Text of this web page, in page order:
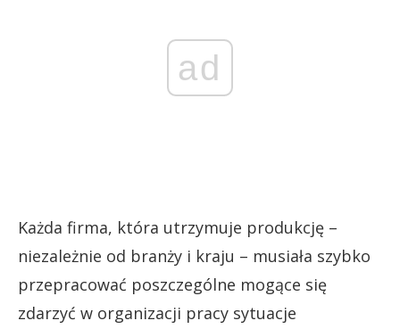
ad
Każda firma, która utrzymuje produkcję –
niezależnie od branży i kraju – musiała szybko
przepracować poszczególne mogące się
zdarzyć w organizacji pracy sytuacje